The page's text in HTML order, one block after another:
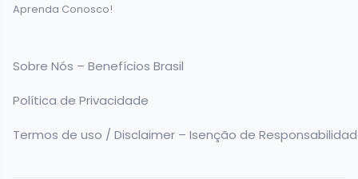
Aprenda Conosco!
Sobre Nós – Benefícios Brasil
Política de Privacidade
Termos de uso / Disclaimer – Isenção de